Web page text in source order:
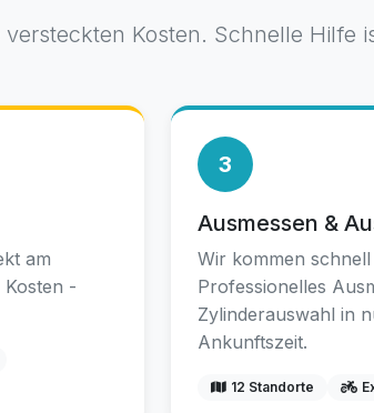
Kosten. Schnelle Hilfe
am
Kosten -
3
Ausmessen &
Wir kommen
Professionelles
Zylinderauswahl in
Ankunftszeit.
12 Standorte